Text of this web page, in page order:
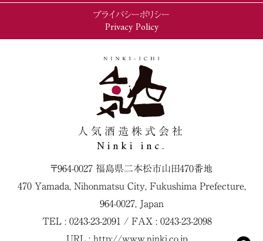
プライバシーポリシー
Privacy Policy
人気酒造株式会社
Ninki inc.
〒964-0027 福島県二本松市山田470番地
470 Yamada, Nihonmatsu City, Fukushima Prefecture,
964-0027, Japan
TEL : 0243-23-2091 / FAX : 0243-23-2098
URL : http://www.ninki.co.jp